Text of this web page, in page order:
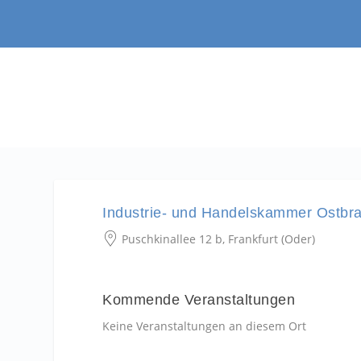
Industrie- und Handelskammer
Puschkinallee 12 b, Frankfurt (Oder)
Kommende Veranstaltungen
Keine Veranstaltungen an diesem Ort